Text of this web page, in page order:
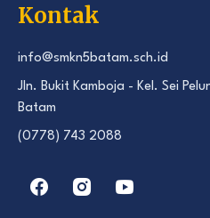
Kontak
info@smkn5batam.sch.id
Jln. Bukit Kamboja - Kel. Sei
Batam
(0778) 743 2088